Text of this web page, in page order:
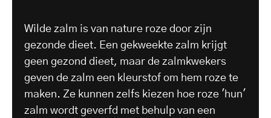
Wilde zalm is van nature roze door zijn
gezonde dieet. Een gekweekte zalm krijgt
geen gezond dieet, maar de zalmkwekers
geven de zalm een kleurstof om hem roze te
maken. Ze kunnen zelfs kiezen hoe roze 'hun'
zalm wordt geverfd met behulp van een